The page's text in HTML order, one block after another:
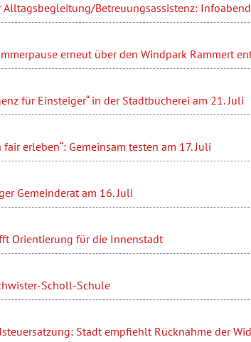
Betreuungsassistenz:
erneut über den Windpark Rammert
für Einsteiger“ in der Stadtbücherei am 21. Juli
erleben“: Gemeinsam testen am 17. Juli
Gemeinderat am 16. Juli
Orientierung für die Innenstadt
Scholl-Schule
Stadt empfiehlt Rücknahme der